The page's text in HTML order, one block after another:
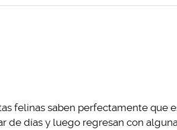
felinas saben perfectamente que
de días y luego regresan con